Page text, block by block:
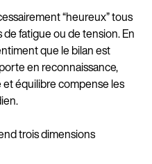
“heureux” tous
de fatigue ou de tension. En
que le bilan est
en reconnaissance,
équilibre compense les
trois dimensions